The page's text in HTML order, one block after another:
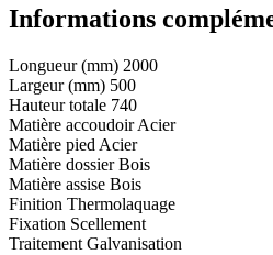
Informations
Longueur (mm) 2000
Largeur (mm) 500
Hauteur totale 740
Matière accoudoir Acier
Matière pied Acier
Matière dossier Bois
Matière assise Bois
Finition Thermolaquage
Fixation Scellement
Traitement Galvanisation